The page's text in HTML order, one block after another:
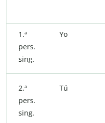
1.ª
pers.
sing.
Yo
2.ª
pers.
sing.
Tú